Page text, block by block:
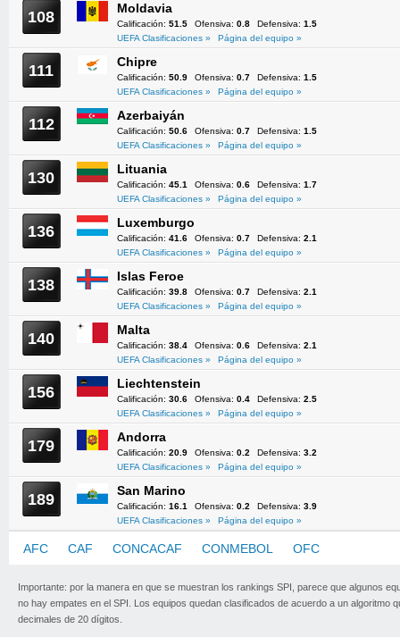
108 Moldavia
Calificación: 51.5 Ofensiva: 0.8 Defensiva: 1.5
UEFA Clasificaciones »
Página del equipo »
111 Chipre
Calificación: 50.9 Ofensiva: 0.7 Defensiva: 1.5
UEFA Clasificaciones »
Página del equipo »
112 Azerbaiyán
Calificación: 50.6 Ofensiva: 0.7 Defensiva: 1.5
UEFA Clasificaciones »
Página del equipo »
130 Lituania
Calificación: 45.1 Ofensiva: 0.6 Defensiva: 1.7
UEFA Clasificaciones »
Página del equipo »
136 Luxemburgo
Calificación: 41.6 Ofensiva: 0.7 Defensiva: 2.1
UEFA Clasificaciones »
Página del equipo »
138 Islas Feroe
Calificación: 39.8 Ofensiva: 0.7 Defensiva: 2.1
UEFA Clasificaciones »
Página del equipo »
140 Malta
Calificación: 38.4 Ofensiva: 0.6 Defensiva: 2.1
UEFA Clasificaciones »
Página del equipo »
156 Liechtenstein
Calificación: 30.6 Ofensiva: 0.4 Defensiva: 2.5
UEFA Clasificaciones »
Página del equipo »
179 Andorra
Calificación: 20.9 Ofensiva: 0.2 Defensiva: 3.2
UEFA Clasificaciones »
Página del equipo »
189 San Marino
Calificación: 16.1 Ofensiva: 0.2 Defensiva: 3.9
UEFA Clasificaciones »
Página del equipo »
AFC CAF CONCACAF CONMEBOL OFC
Importante: por la manera en que se muestran los rankings SPI, parece que algunos
no hay empates en el SPI. Los equipos quedan clasificados de acuerdo a un algoritmo
decimales de 20 dígitos.